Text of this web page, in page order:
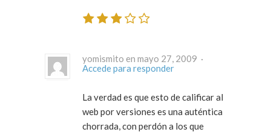
yomismito en mayo 27, 2009 ·
Accede para responder
La verdad es que esto de calificar al
web por versiones es una auténtica
chorrada, con perdón a los que